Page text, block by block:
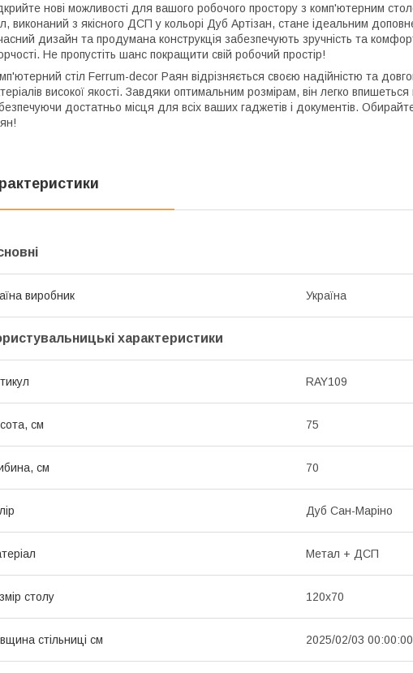
нові можливості для вашого робочого простору з комп'ютерним
виконаний з якісного ДСП у кольорі Дуб Артізан, стане ідеальним
дизайн та продумана конструкція забезпечують зручність та
Не пропустіть шанс покращити свій робочий простір!
стіл Ferrum-decor Раян відрізняється своєю надійністю та
високої якості. Завдяки оптимальним розмірам, він легко впишеться
достатньо місця для всіх ваших гаджетів і документів.
виробник Україна
характеристики
RAY109
см 75
см 70
Дуб Сан-Маріно
Метал + ДСП
столу 120х70
стільниці см 2025/02/03 00:00:00